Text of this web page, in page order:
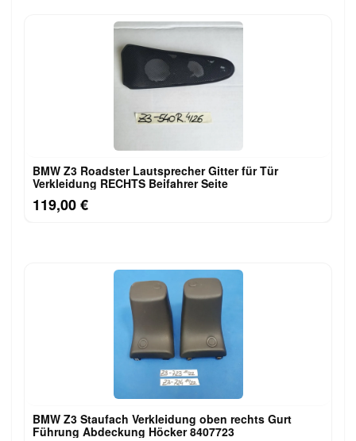
BMW Z3 Roadster Lautsprecher Gitter für Tür
Verkleidung RECHTS Beifahrer Seite
119,00 €
BMW Z3 Staufach Verkleidung oben rechts Gurt
Führung Abdeckung Höcker 8407723